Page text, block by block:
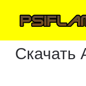
Скачать